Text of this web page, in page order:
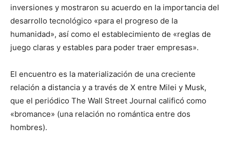
inversiones y mostraron su acuerdo en la importancia del
desarrollo tecnológico «para el progreso de la
humanidad», así como el establecimiento de «reglas de
juego claras y estables para poder traer empresas».
El encuentro es la materialización de una creciente
relación a distancia y a través de X entre Milei y Musk,
que el periódico The Wall Street Journal calificó como
«bromance» (una relación no romántica entre dos
hombres).